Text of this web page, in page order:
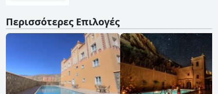
Περισσότερες Επιλογές